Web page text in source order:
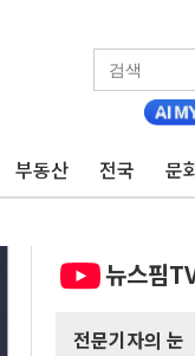
부동산 전국 문
뉴스핌
전문기자의 눈